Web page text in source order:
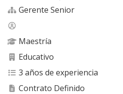
Gerente Senior
Maestría
Educativo
3 años de experiencia
Contrato Definido